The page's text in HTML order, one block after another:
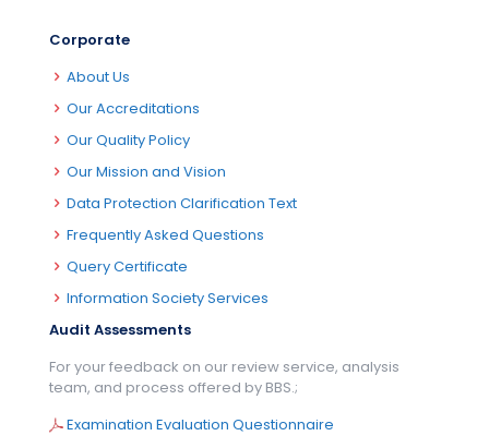
Corporate
About Us
Our Accreditations
Our Quality Policy
Our Mission and Vision
Data Protection Clarification Text
Frequently Asked Questions
Query Certificate
Information Society Services
Audit Assessments
For your feedback on our review service, analysis
team, and process offered by BBS.;
Examination Evaluation Questionnaire